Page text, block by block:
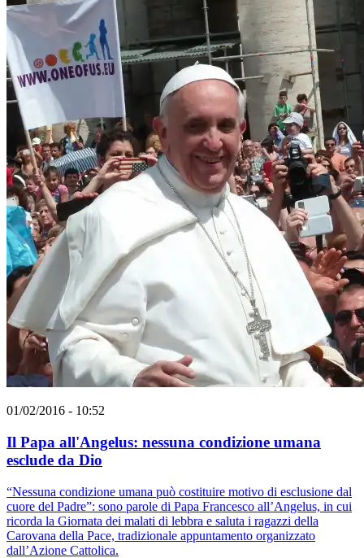
01/02/2016 - 10:52
Il Papa all'Angelus: nessuna condizione umana
esclude da Dio
“Nessuna condizione umana può costituire motivo di esclusione dal
cuore del Padre”: sono parole di Papa Francesco all’Angelus, in cui
ricorda la Giornata dei malati di lebbra e saluta i ragazzi della
Carovana della Pace, tradizionale appuntamento organizzato
dall’Azione Cattolica.